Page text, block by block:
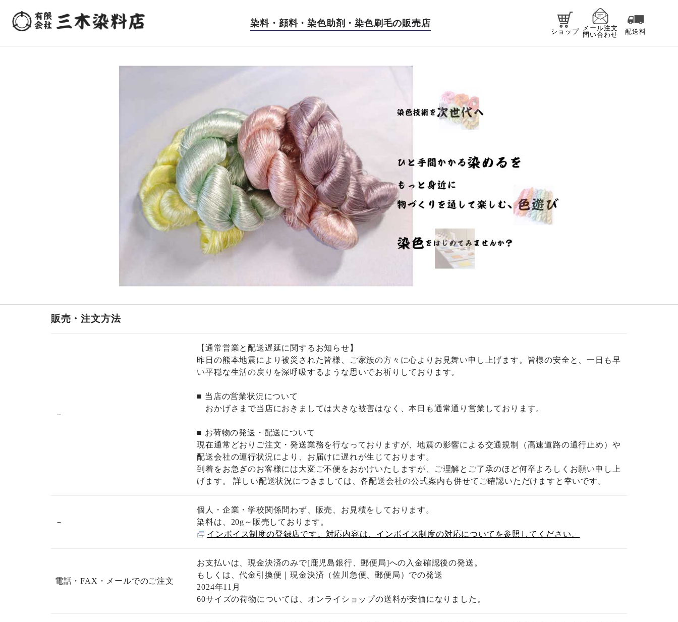
染料・顔料・染色助剤・染色刷毛の販売店
ショップ
メール注文
問い合わせ
配送料
販売・注文方法
－
【通常営業と配送遅延に関するお知らせ】
昨日の熊本地震により被災された皆様、ご家族の方々に心よりお見舞い申し上げます。皆様の安全と、一日も早
い平穏な生活の戻りを深呼吸するような思いでお祈りしております。
■ 当店の営業状況について
おかげさまで当店におきましては大きな被害はなく、本日も通常通り営業しております。
■ お荷物の発送・配送について
現在通常どおりご注文・発送業務を行なっておりますが、地震の影響による交通規制（高速道路の通行止め）や
配送会社の運行状況により、お届けに遅れが生じております。
到着をお急ぎのお客様には大変ご不便をおかけいたしますが、ご理解とご了承のほど何卒よろしくお願い申し上
げます。 詳しい配送状況につきましては、各配送会社の公式案内も併せてご確認いただけますと幸いです。
－
個人・企業・学校関係問わず、販売、お見積をしております。
染料は、20g～販売しております。
インボイス制度の登録店です。対応内容は、インボイス制度の対応についてを参照してください。
電話・FAX・メールでのご注文
お支払いは、現金決済のみで[鹿児島銀行、郵便局]への入金確認後の発送。
もしくは、代金引換便｜現金決済（佐川急便、郵便局）での発送
2024年11月
60サイズの荷物については、オンライショップの送料が安価になりました。